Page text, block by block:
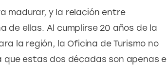
madurar, y la relación entre
de ellas. Al cumplirse 20 años de la
la región, la Oficina de Turismo no
estas dos décadas son apenas el